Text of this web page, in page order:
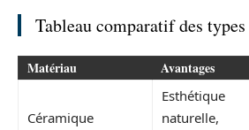
Tableau comparatif des
Matériau Avantages
Céramique
Esthétique
naturelle,